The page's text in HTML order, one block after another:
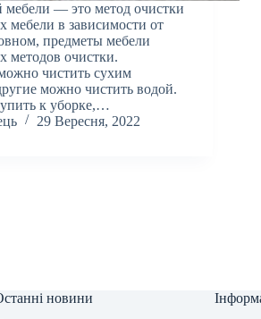
мебели — это метод очистки
мебели в зависимости от
предметы мебели
методов очистки.
чистить сухим
можно чистить водой.
к уборке,…
29 Вересня, 2022
новини